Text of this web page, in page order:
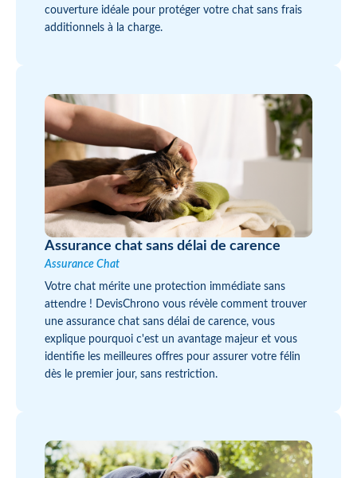
couverture idéale pour protéger votre chat sans frais
additionnels à la charge.
Assurance chat sans délai de carence
Assurance Chat
Votre chat mérite une protection immédiate sans
attendre ! DevisChrono vous révèle comment trouver
une assurance chat sans délai de carence, vous
explique pourquoi c'est un avantage majeur et vous
identifie les meilleures offres pour assurer votre félin
dès le premier jour, sans restriction.